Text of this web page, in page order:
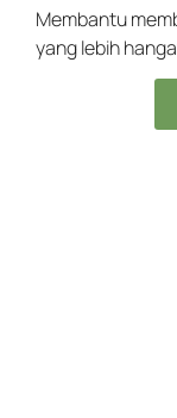
Membantu
yang lebih